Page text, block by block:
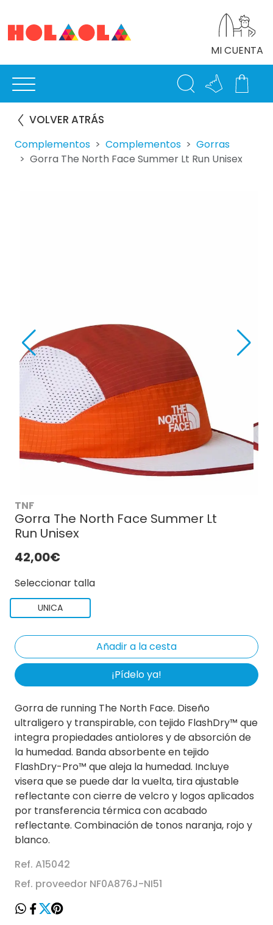
MI CUENTA
VOLVER ATRÁS
Complementos Complementos
Gorras
Gorra The North Face Summer Lt Run Unisex
TNF
Gorra The North Face Summer Lt
Run Unisex
42,00€
Seleccionar talla
UNICA
¡Pídelo ya!
Gorra de running The North Face. Diseño
ultraligero y transpirable, con tejido FlashDry™ que
integra propiedades antiolores y de absorción de
la humedad. Banda absorbente en tejido
FlashDry-Pro™ que aleja la humedad. Incluye
visera que se puede dar la vuelta, tira ajustable
reflectante con cierre de velcro y logos aplicados
por transferencia térmica con acabado
reflectante. Combinación de tonos naranja, rojo y
blanco.
Ref. A15042
Ref. proveedor NF0A876J-NI51